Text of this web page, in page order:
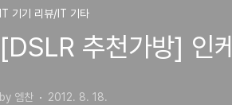
IT 기기 리뷰/IT 기타
[DSLR 추천가방] 인
by 엠찬 2012. 8. 18.